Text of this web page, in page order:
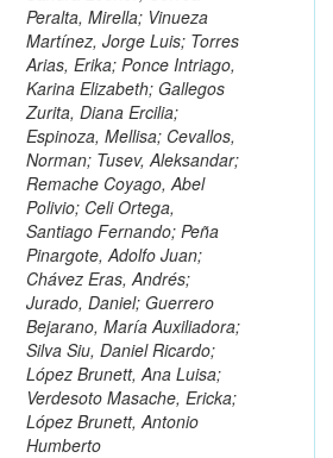
Peralta, Mirella; Vinueza
Martínez, Jorge Luis; Torres
Arias, Erika; Ponce Intriago,
Karina Elizabeth; Gallegos
Zurita, Diana Ercilia;
Espinoza, Mellisa; Cevallos,
Norman; Tusev, Aleksandar;
Remache Coyago, Abel
Polivio; Celi Ortega,
Santiago Fernando; Peña
Pinargote, Adolfo Juan;
Chávez Eras, Andrés;
Jurado, Daniel; Guerrero
Bejarano, María Auxiliadora;
Silva Siu, Daniel Ricardo;
López Brunett, Ana Luisa;
Verdesoto Masache, Ericka;
López Brunett, Antonio
Humberto